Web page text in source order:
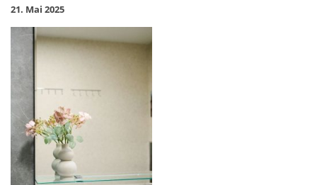
21. Mai 2025